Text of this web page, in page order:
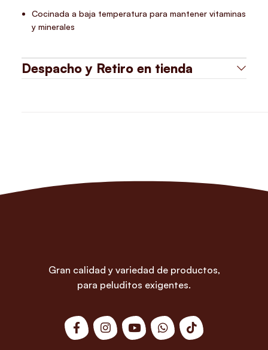
Cocinada a baja temperatura para mantener vitaminas
y minerales
Despacho y Retiro en tienda
Gran calidad y variedad de productos,
para peluditos exigentes.